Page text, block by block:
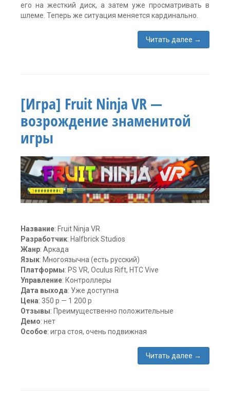
его на жесткий диск, а затем уже просматривать в
шлеме. Теперь же ситуация меняется кардинально.
Читать далее →
виртуальная
реальность,
программа
виртуальной
реальности
комментария
[Игра] Fruit Ninja VR —
возрождение знаменитой
игры
Название: Fruit Ninja VR
Разработчик: Halfbrick Studios
Жанр: Аркада
Язык: Многоязычна (есть русский)
Платформы: PS VR, Oculus Rift, HTC Vive
Управление: Контроллеры
Дата выхода: Уже доступна
Цена: 350 р — 1 200 р
Отзывы: Преимущественно положительные
Демо: нет
Особое: игра стоя, очень подвижная
Читать далее →